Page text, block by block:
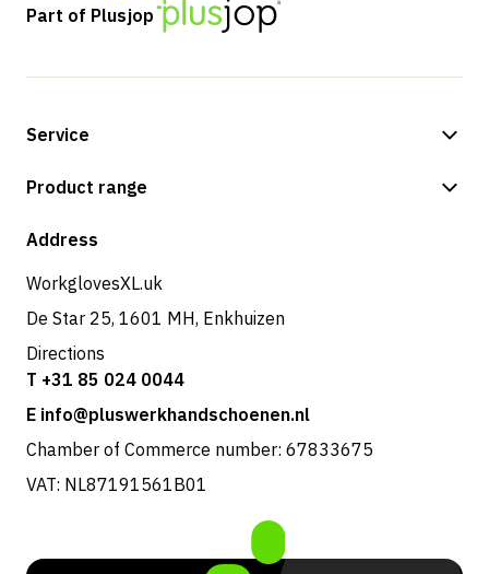
Part of Plusjop
Service
Payment methods
Returns & service
Product range
Shop
Address
WorkglovesXL.uk
De Star 25, 1601 MH, Enkhuizen
Directions
T +31 85 024 0044
E info@pluswerkhandschoenen.nl
Chamber of Commerce number: 67833675
VAT: NL87191561B01